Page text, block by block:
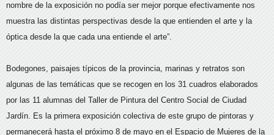
nombre de la exposición no podía ser mejor porque efectivamente nos
muestra las distintas perspectivas desde la que entienden el arte y la
óptica desde la que cada una entiende el arte”.
Bodegones, paisajes típicos de la provincia, marinas y retratos son
algunas de las temáticas que se recogen en los 31 cuadros elaborados
por las 11 alumnas del Taller de Pintura del Centro Social de Ciudad
Jardín. Es la primera exposición colectiva de este grupo de pintoras y
permanecerá hasta el próximo 8 de mayo en el Espacio de Mujeres de la